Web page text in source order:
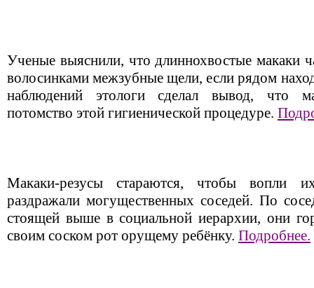
Ученые выяснили, что длиннохвостые макаки
волосинками межзубные щели, если рядом
наблюдений этологи сделал вывод, что
потомство этой гигиенической процедуре.
Макаки-резусы стараются, чтобы вопли
раздражали могущественных соседей. По
стоящей выше в социальной иерархии, они
своим соском рот орущему ребёнку. Подробнее.